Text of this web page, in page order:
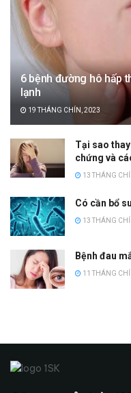
6 bệnh đường hô hấp
lạnh
19 THÁNG CHÍN, 2023
Tại sao
chứng và
13 THÁNG
Có cần bổ
13 THÁNG
Bệnh đau
11 THÁNG